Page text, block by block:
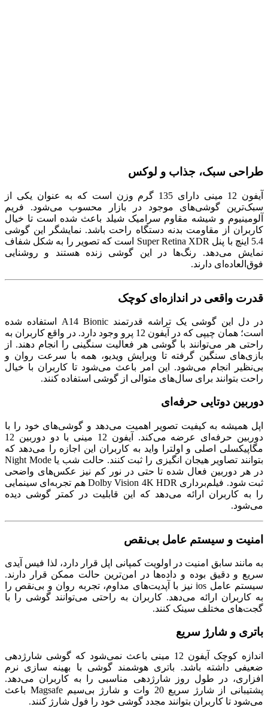
طراحی سبک، جذاب و لوکس
آیفون 12 مینی دارای 135 گرم وزن است که به عنوان یکی از
سبک‌ترین گوشی‌های موجود در بازار محسوب می‌شود. فریم
آلومینیوم و شیشه مقاوم سرامیک شیلد باعث شده است تا خیال
کاربران از مقاومت بدنه دستگاه راحت باشد. نمایشگر این گوشی
5.4 اینچ با پنل Super Retina XDR است که تصویر را به شکل شفاف
نمایش می‌دهد. رنگ‌ها در این گوشی زنده هستند و روشنایی
فوق‌العاده‌ای دارند.
قدرت واقعی در اندازه‌ای کوچک
در دل این گوشی یک تراشه قدرتمند A14 Bionic استفاده شده
است؛ همان چیپی که در آیفون 12 پرو وجود دارد. در واقع کاربران به
راحتی هر می‌توانند با گوشی هر فعالیت سنگینی را انجام دهند. از
بازی‌های سنگین گرفته تا ویرایش ویدیو، همه با سرعت روان و
بی‌نظیر انجام می‌شود. این امر باعث می‌شود تا کاربران با خیال
راحت بتوانند برای سال‌های متوالی از گوشی استفاده کنند.
دوربین دوتایی حرفه‌ای
اپل همیشه به کیفیت تصویر اهمیت می‌دهد و گوشی‌های خود را با
دوربین حرفه‌ای عرضه می‌کند. آیفون 12 مینی با دو دوربین 12
مگاپیکسلی اصلی و اولترا واید به کاربران این اجازه را می‌دهد که
بتوانند تصاویر هیجان انگیزی را ثبت کنند. حالت شب یا Night Mode
در هر دوربین فعال شده تا حتی در نور کم نیز عکس‌های واضحی
ثبت شود. فیلم‌برداری Dolby Vision 4K HDR هم تجربه‌ای سینمایی
را به کاربران ارائه می‌دهد که این قابلیت در کمتر گوشی دیده
می‌شود.
امنیت و سیستم عامل بی‌نقص
به مانند سابق امنیت در اولویت کمپانی اپل قرار دارد، لذا فیس آیدی
سریع و دقیق بوده و داده‌ها در امن‌ترین حالت ممکن قرار دارند.
سیستم عامل ios نیز با آپدیت‌های مداوم، تجربه روان و بی‌نقص را
به کاربران ارائه می‌دهد. کاربران به راحتی می‌توانند گوشی را با
گجت‌های مختلف سینک کنند.
باتری و شارژ سریع
اندازه کوچک آیفون 12 مینی باعث نمی‌شود که گوشی شارژدهی
ضعیفی داشته باشد. باتری هوشمند گوشی با بهینه سازی نرم
افزاری، در طول روز شارژدهی مناسبی را به کاربران می‌دهد.
پشتیبانی از شارژ سریع 20 وات و شارژ بی‌سیم Magsafe باعث
می‌شود تا کاربران بتوانند مجدد گوشی خود را فول شارژ کنند.